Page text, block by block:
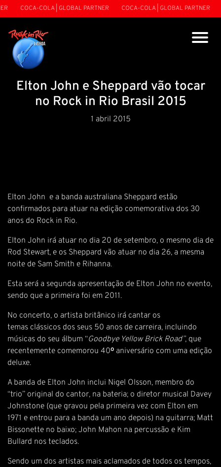
COCA-COLA | GLOBAL PARTNER COCA-COLA | GLOBAL PARTNER
Elton John e Sheppard vão tocar
no Rock in Rio Brasil 2015
1 abril 2015
Elton John e a banda australiana Sheppard estão
confirmados para atuar na edição comemorativa dos 30
anos do Rock in Rio.
Elton John irá atuar no dia 20 de setembro, o mesmo dia de
Rod Stewart, e os Sheppard vão atuar no dia 26, a mesma
noite de Sam Smith e Rihanna.
Esta será a segunda apresentação de Elton John no evento,
sendo que a primeira foi em 2011.
No concerto, o artista britânico irá cantar os
temas clássicos dos seus 50 anos de carreira, incluindo
músicas do seu álbum “Goodbye Yellow Brick Road”, que
recentemente comemorou 40º aniversário com uma edição
deluxe.
A banda de Elton John inclui Nigel Olsson, membro do
“trio” original do cantor, na bateria; o diretor musical Davey
Johnstone (que gravou pela primeira vez com Elton em
1971 e entrou para a banda um ano depois) na guitarra; Matt
Bissonette no baixo; John Mahon na percussão e Kim
Bullard nos teclados.
Sendo um dos artistas mais aclamados de todos os tempos,